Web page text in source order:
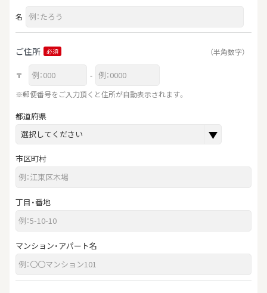
名
ご住所 必須 （半角数字）
〒
-
※郵便番号をご入力頂くと住所が自動表示されます。
都道府県
市区町村
丁目・番地
マンション・アパート名